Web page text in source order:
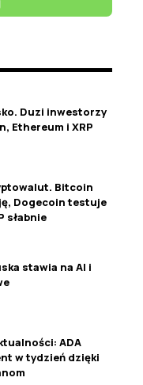
Duzi inwestorzy
Ethereum i XRP
Bitcoin
Dogecoin testuje
słabnie
stawia na AI i
ADA
w tydzień dzięki